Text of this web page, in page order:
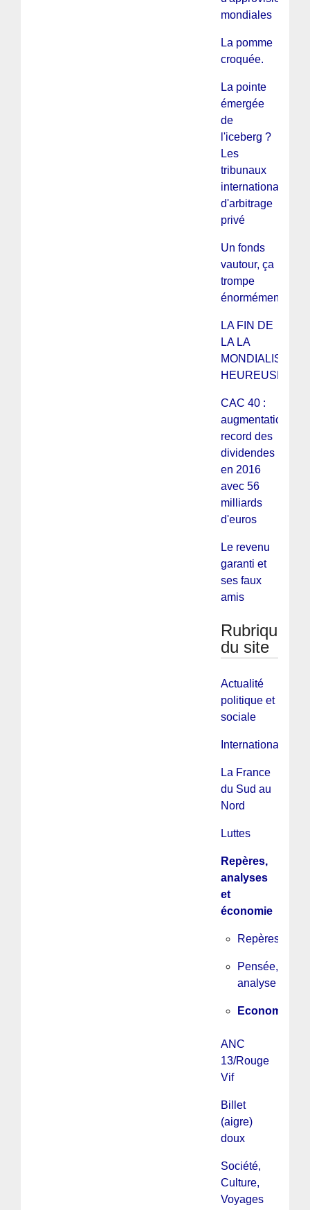
mondiales
La pomme
croquée.
La pointe
émergée
de
l'iceberg ?
Les
tribunaux
internationaux
d'arbitrage
privé
Un fonds
vautour, ça
trompe
énormément
LA FIN DE
LA LA
HEUREUSE
CAC 40 :
augmentation
record des
dividendes
en 2016
avec 56
milliards
d'euros
Le revenu
garanti et
ses faux
amis
Rubriques
du site
Actualité
politique et
sociale
International
La France
du Sud au
Nord
Luttes
Repères,
analyses
et
économie
Repères
Pensée,
analyse
Economie
ANC
13/Rouge
Vif
Billet
(aigre)
doux
Société,
Culture,
Voyages